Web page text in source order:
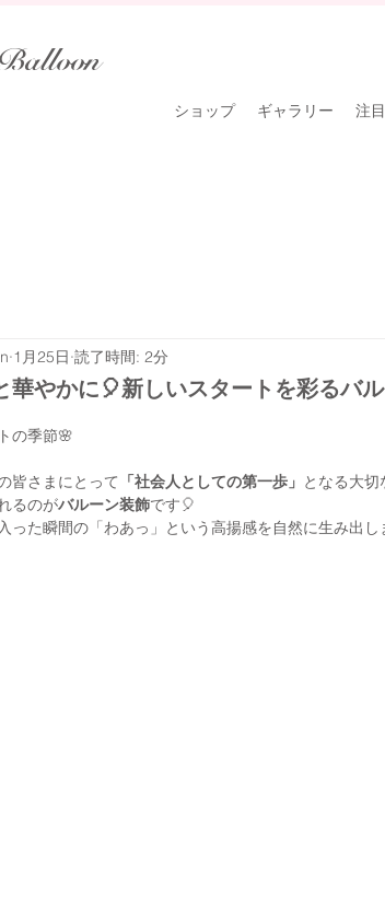
ショップ ギャラリー 注
華やかに🎈新しいスタートを彩るバ
1月25日 読了時間: 2分
の季節🌸
皆さまにとって 「社会人としての第一歩」 となる大
るのがバルーン装飾です🎈
った瞬間の「わあっ」という高揚感を自然に生み出し